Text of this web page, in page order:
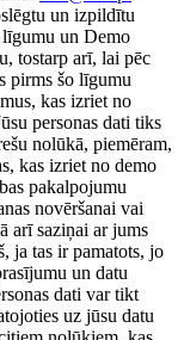
un izpildītu
un Demo
tostarp arī, lai pēc
pirms šo līgumu
kas izriet no
personas dati tiks
nolūkā, piemēram,
kas izriet no demo
pakalpojumu
novēršanai vai
arī saziņai ar jums
ja tas ir pamatots, jo
un datu
dati var tikt
uz jūsu datu